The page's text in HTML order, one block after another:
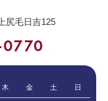
尻毛日吉125
木 金 土 日